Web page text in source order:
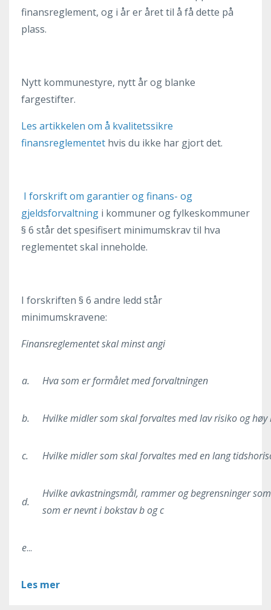
finansreglement, og i år er året til å få dette på
plass.
Nytt kommunestyre, nytt år og blanke
fargestifter.
Les artikkelen om å kvalitetssikre
finansreglementet hvis du ikke har gjort det.
I forskrift om garantier og finans- og
gjeldsforvaltning i kommuner og fylkeskommuner
§ 6 står det spesifisert minimumskrav til hva
reglementet skal inneholde.
I forskriften § 6 andre ledd står
minimumskravene:
Finansreglementet skal minst angi
a. Hva som er formålet med forvaltningen
b. Hvilke midler som skal forvaltes med lav risiko og
c. Hvilke midler som skal forvaltes med en lang
d.
Hvilke avkastningsmål, rammer og begrensninger
som er nevnt i bokstav b og c
e...
Les mer